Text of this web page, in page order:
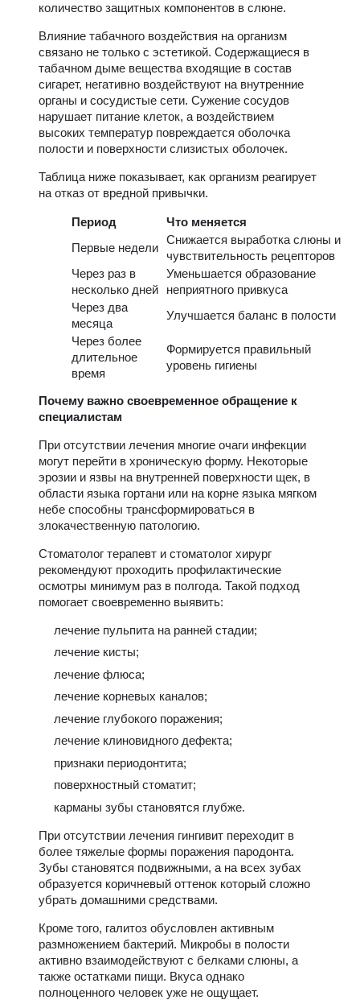
количество защитных компонентов в слюне.
Влияние табачного воздействия на организм
связано не только с эстетикой. Содержащиеся в
табачном дыме вещества входящие в состав
сигарет, негативно воздействуют на внутренние
органы и сосудистые сети. Сужение сосудов
нарушает питание клеток, а воздействием
высоких температур повреждается оболочка
полости и поверхности слизистых оболочек.
Таблица ниже показывает, как организм реагирует
на отказ от вредной привычки.
Период
Что меняется
Первые недели
Снижается выработка слюны и
чувствительность рецепторов
Через раз в
несколько дней
Уменьшается образование
неприятного привкуса
Через два
месяца
Улучшается баланс в полости
Через более
длительное
время
Формируется правильный
уровень гигиены
Почему важно своевременное обращение к
специалистам
При отсутствии лечения многие очаги инфекции
могут перейти в хроническую форму. Некоторые
эрозии и язвы на внутренней поверхности щек, в
области языка гортани или на корне языка мягком
небе способны трансформироваться в
злокачественную патологию.
Стоматолог терапевт и стоматолог хирург
рекомендуют проходить профилактические
осмотры минимум раз в полгода. Такой подход
помогает своевременно выявить:
лечение пульпита на ранней стадии;
лечение кисты;
лечение флюса;
лечение корневых каналов;
лечение глубокого поражения;
лечение клиновидного дефекта;
признаки периодонтита;
поверхностный стоматит;
карманы зубы становятся глубже.
При отсутствии лечения гингивит переходит в
более тяжелые формы поражения пародонта.
Зубы становятся подвижными, а на всех зубах
образуется коричневый оттенок который сложно
убрать домашними средствами.
Кроме того, галитоз обусловлен активным
размножением бактерий. Микробы в полости
активно взаимодействуют с белками слюны, а
также остатками пищи. Вкуса однако
полноценного человек уже не ощущает.